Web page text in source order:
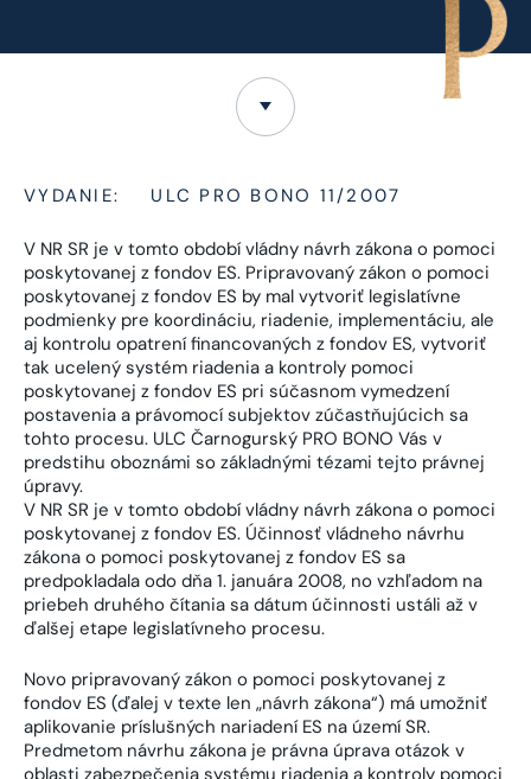
VYDANIE: ULC PRO BONO 11/2007
V NR SR je v tomto období vládny návrh zákona o pomoci
poskytovanej z fondov ES. Pripravovaný zákon o pomoci
poskytovanej z fondov ES by mal vytvoriť legislatívne
podmienky pre koordináciu, riadenie, implementáciu, ale
aj kontrolu opatrení financovaných z fondov ES, vytvoriť
tak ucelený systém riadenia a kontroly pomoci
poskytovanej z fondov ES pri súčasnom vymedzení
postavenia a právomocí subjektov zúčastňujúcich sa
tohto procesu. ULC Čarnogurský PRO BONO Vás v
predstihu oboznámi so základnými tézami tejto právnej
úpravy.
V NR SR je v tomto období vládny návrh zákona o pomoci
poskytovanej z fondov ES. Účinnosť vládneho návrhu
zákona o pomoci poskytovanej z fondov ES sa
predpokladala odo dňa 1. januára 2008, no vzhľadom na
priebeh druhého čítania sa dátum účinnosti ustáli až v
ďalšej etape legislatívneho procesu.
Novo pripravovaný zákon o pomoci poskytovanej z
fondov ES (ďalej v texte len „návrh zákona“) má umožniť
aplikovanie príslušných nariadení ES na území SR.
Predmetom návrhu zákona je právna úprava otázok v
oblasti zabezpečenia systému riadenia a kontroly pomoci